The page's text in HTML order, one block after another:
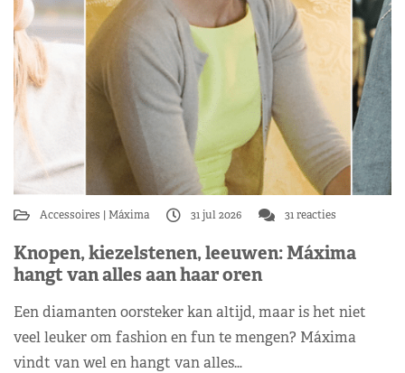
Accessoires Máxima 31 jul 2026 31 reacties
Knopen, kiezelstenen, leeuwen: Máxima
hangt van alles aan haar oren
Een diamanten oorsteker kan altijd, maar is het niet
veel leuker om fashion en fun te mengen? Máxima
vindt van wel en hangt van alles…